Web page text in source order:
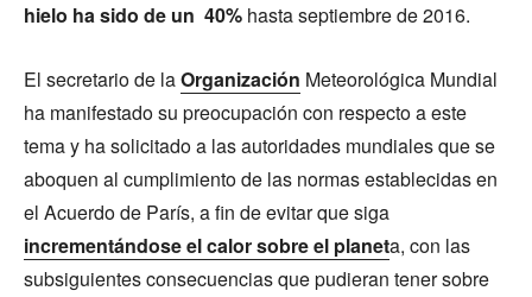
hielo ha sido de un 40% hasta septiembre de 2016.
El secretario de laOrganización Meteorológica Mundial
ha manifestado su preocupación con respecto a este
tema y ha solicitado a las autoridades mundiales que se
aboquen al cumplimiento de las normas establecidas en
el Acuerdo de París, a fin de evitar que siga
incrementándose el calor sobre el planeta, con las
subsiguientes consecuencias que pudieran tener sobre